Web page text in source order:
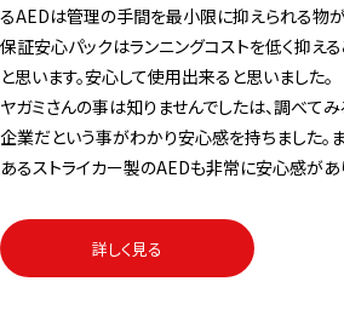
るAEDは管理の手間を最小限に抑えられる物
保証安心パックはランニングコストを低く抑え
と思います。安心して使用出来ると思いました。
ヤガミさんの事は知りませんでしたは、調べて
企業だという事がわかり安心感を持ちました。
あるストライカー製のAEDも非常に安心感があ
詳しく見る